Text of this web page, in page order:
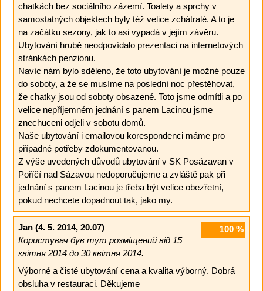
chatkách bez sociálního zázemí. Toalety a sprchy v
samostatných objektech byly též velice zchátralé. A to je
na začátku sezony, jak to asi vypadá v jejím závěru.
Ubytování hrubě neodpovídalo prezentaci na internetových
stránkách penzionu.
Navíc nám bylo sděleno, že toto ubytování je možné pouze
do soboty, a že se musíme na poslední noc přestěhovat,
že chatky jsou od soboty obsazené. Toto jsme odmítli a po
velice nepříjemném jednání s panem Lacinou jsme
znechuceni odjeli v sobotu domů.
Naše ubytování i emailovou korespondenci máme pro
případné potřeby zdokumentovanou.
Z výše uvedených důvodů ubytování v SK Posázavan v
Poříčí nad Sázavou nedoporučujeme a zvláště pak při
jednání s panem Lacinou je třeba být velice obezřetní,
pokud nechcete dopadnout tak, jako my.
100%
Jan(4. 5. 2014, 20.07)
Користувач був тут розміщений від 15
квітня 2014 до 30 квітня 2014.
Výborné a čisté ubytování cena a kvalita výborný. Dobrá
obsluha v restauraci. Děkujeme